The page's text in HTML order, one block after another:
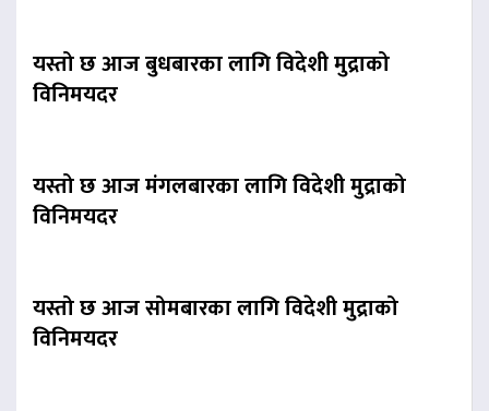
यस्तो छ आज बुधबारका लागि विदेशी मुद्राको
विनिमयदर
यस्तो छ आज मंगलबारका लागि विदेशी मुद्राको
विनिमयदर
यस्तो छ आज सोमबारका लागि विदेशी मुद्राको
विनिमयदर